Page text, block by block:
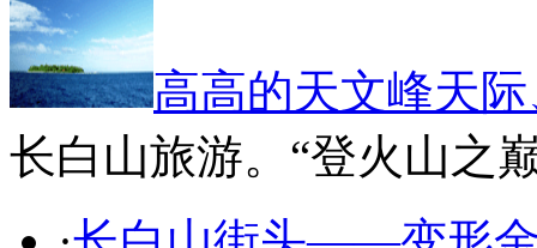
高高的天文峰天
长白山旅游。“登火山之